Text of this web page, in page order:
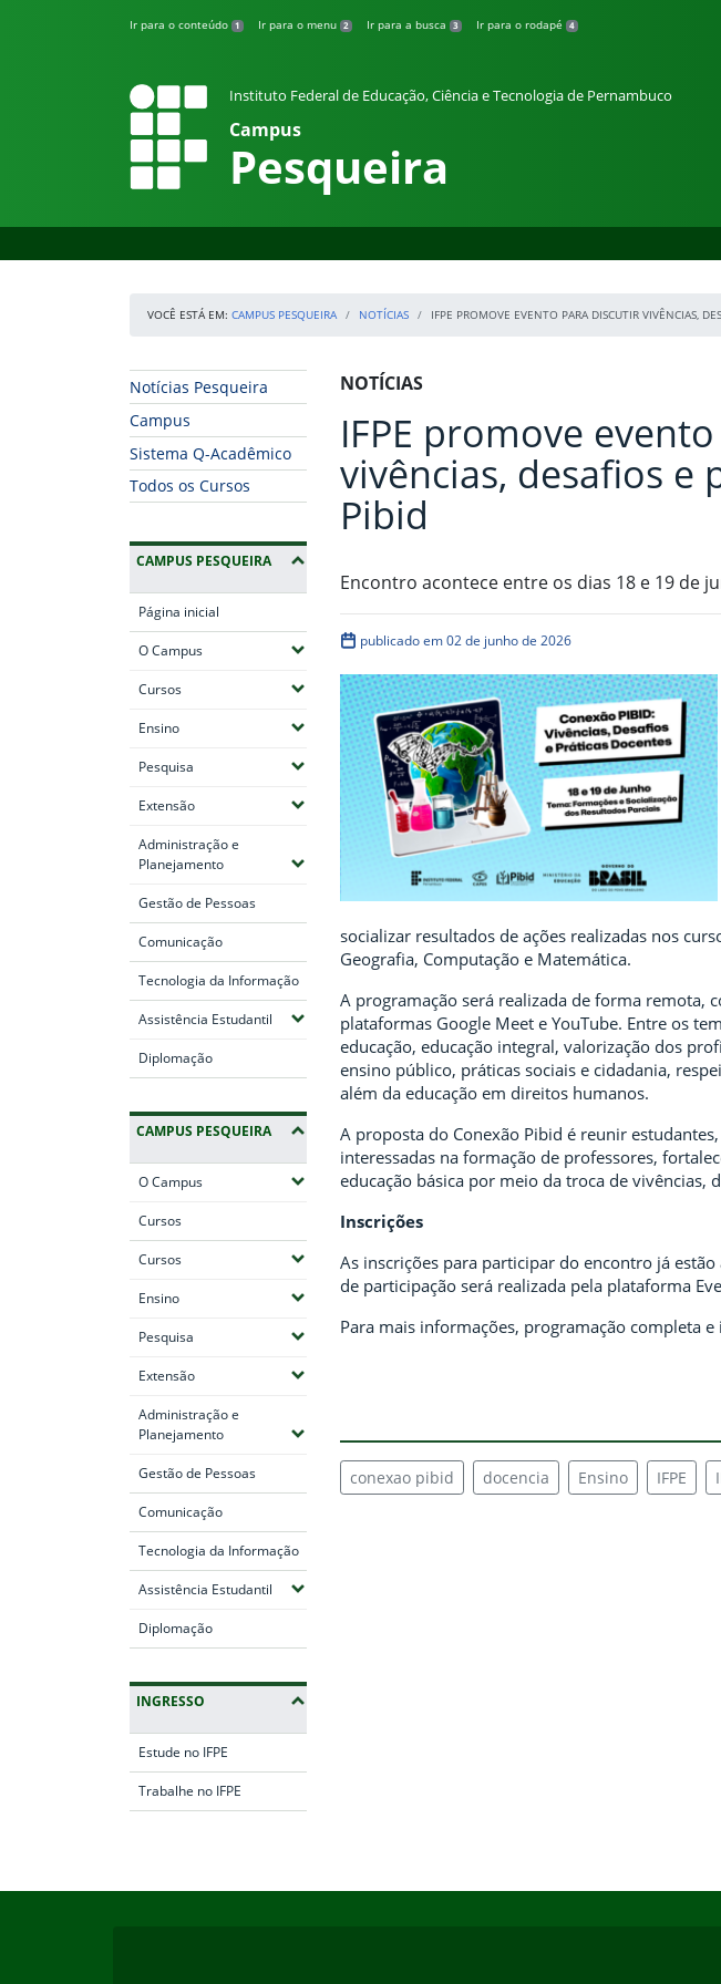
Ir para o conteúdo 1 Ir para o menu 2 Ir para a busca 3 Ir para o rodapé 4
Instituto Federal de Educação, Ciência e Tecnologia de Pernambuco
Campus
Pesqueira
VOCÊ ESTÁ EM: CAMPUS PESQUEIRA NOTÍCIAS IFPE PROMOVE EVENTO PARA DISCUTIR VIVÊNCIAS,
Início da navegação
Notícias Pesqueira
Campus
Sistema Q-Acadêmico
Todos os Cursos
CAMPUS PESQUEIRA
Página inicial
O Campus(Expandir submenus)
Cursos(Expandir submenus)
Ensino(Expandir submenus)
Pesquisa (Expandir submenus)
Extensão(Expandir submenus)
Administração e
Planejamento(Expandir submenus)
Gestão de Pessoas
Comunicação
Tecnologia da Informação
Assistência Estudantil (Expandir submenus)
Diplomação
CAMPUS PESQUEIRA
O Campus(Expandir submenus)
Cursos
Cursos(Expandir submenus)
Ensino(Expandir submenus)
Pesquisa (Expandir submenus)
Extensão(Expandir submenus)
Administração e
Planejamento(Expandir submenus)
Gestão de Pessoas
Comunicação
Tecnologia da Informação
Assistência Estudantil (Expandir submenus)
Diplomação
INGRESSO
Estude no IFPE
Trabalhe no IFPE
Início do conteúdo
NOTÍCIAS
IFPE promove
vivências, desafios e
Pibid
Encontro acontece entre os dias 18 e 19 de
publicado em 02 de junho de 2026
socializar resultados de ações realizadas nos
Geografia, Computação e Matemática.
A programação será realizada de forma remota,
plataformas Google Meet e YouTube. Entre os
educação, educação integral, valorização dos
ensino público, práticas sociais e cidadania,
além da educação em direitos humanos.
A proposta do Conexão Pibid é reunir
interessadas na formação de professores,
educação básica por meio da troca de vivências,
Inscrições
As inscrições para participar do encontro já
de participação será realizada pela plataforma
Para mais informações, programação completa e
conexao pibid docencia Ensino IFPE